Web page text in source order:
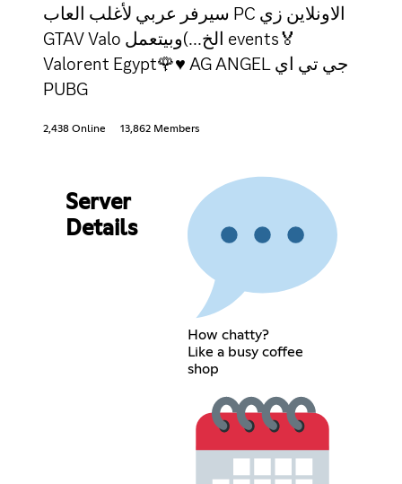
سيرفر عربي لأغلب العاب PC الاونلاين زي
GTAV Valo الخ...)وبيتعمل events🏅
Valorent Egypt🌹♥ AG ANGEL جي تي اي
PUBG
2,438 Online 13,862 Members
Server
Details
How chatty?
Like a busy coffee
shop